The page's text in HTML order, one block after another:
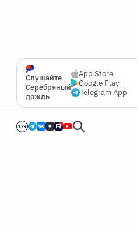
Слушайте
Серебряный
дождь
App Store
Google Play
Telegram App
12+